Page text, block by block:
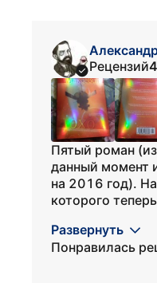
Рецензий
Пятый роман
данный момент
на 2016 год).
которого
Развернуть
Понравилась